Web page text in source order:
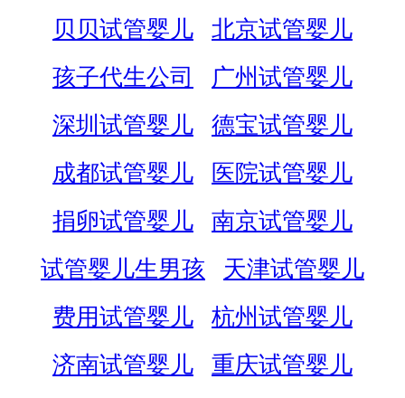
贝贝试管婴儿
北京试管婴儿
孩子代生公司
广州试管婴儿
深圳试管婴儿
德宝试管婴儿
成都试管婴儿
医院试管婴儿
捐卵试管婴儿
南京试管婴儿
试管婴儿生男孩
天津试管婴儿
费用试管婴儿
杭州试管婴儿
济南试管婴儿
重庆试管婴儿